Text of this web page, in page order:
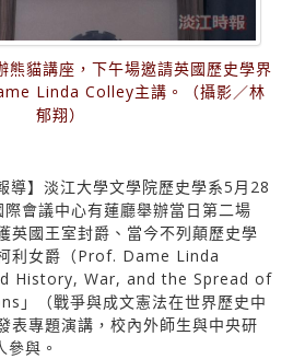
熊貓講座，下午場邀請英國歷史學界
Linda Colley主講。（攝影／林
郁翔）
導】淡江大學文學院歷史學系5月28
會議中心有蓮廳舉辦當日第二場
英國王室封爵、當今不列顛歷史學
利女爵（Prof. Dame Linda
History, War, and the Spread of
（戰爭與成文憲法在世界歷史中
表專題演講，校內外師生與中央研
與。